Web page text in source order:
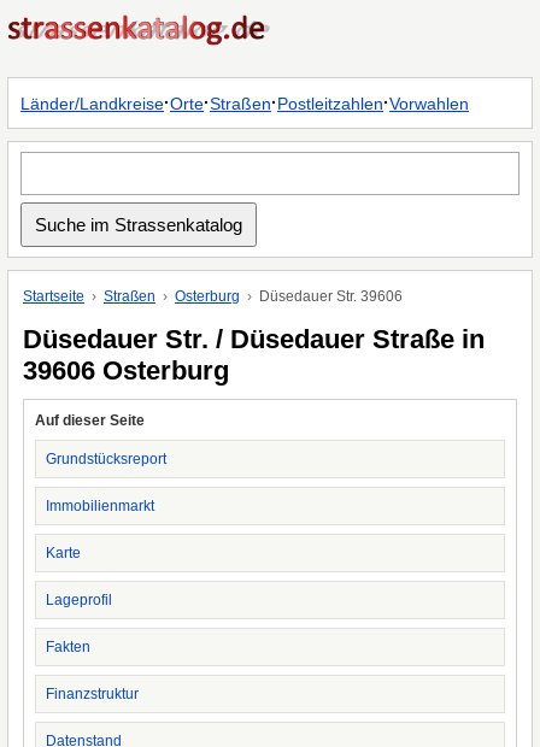
Länder/Landkreise·Orte·Straßen·Postleitzahlen·Vorwahlen
Startseite Straßen Osterburg Düsedauer Str. 39606
Düsedauer Str. / Düsedauer Straße in
39606 Osterburg
Auf dieser Seite
Grundstücksreport
Immobilienmarkt
Karte
Lageprofil
Fakten
Finanzstruktur
Datenstand